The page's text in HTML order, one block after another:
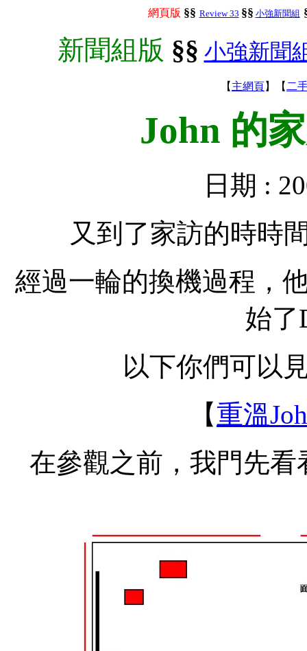
網頁版 §§ Review 33 §§ 小強新聞組
新聞組版 §§ 小強新聞
【 主網頁】【 二
John 的
日期 :
又到了家訪的時時
經過一輪的換機過程，
始了
以下你們可以
【重溫
在參觀之前，我門先看